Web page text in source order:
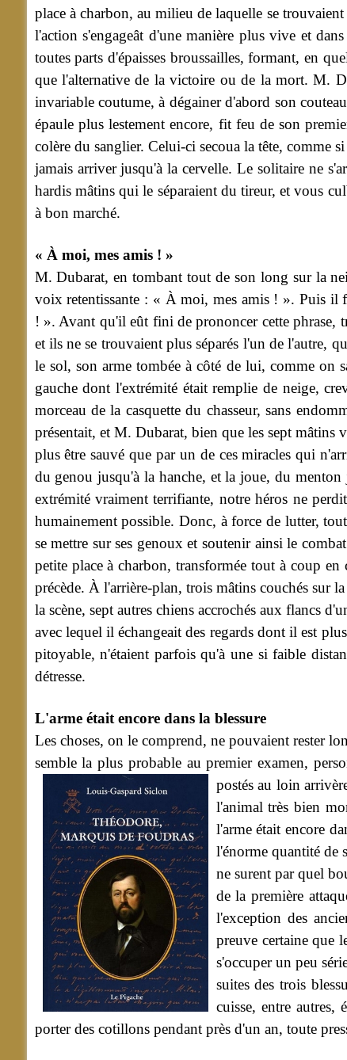
place à charbon, au milieu de laquelle se
l'action s'engageât d'une manière plus vive et
toutes parts d'épaisses broussailles, formant, en
que l'alternative de la victoire ou de la mort. M.
invariable coutume, à dégainer d'abord son
épaule plus lestement encore, fit feu de son
colère du sanglier. Celui-ci secoua la tête, comme
jamais arriver jusqu'à la cervelle. Le solitaire ne
hardis mâtins qui le séparaient du tireur, et vous
à bon marché.
« À moi, mes amis ! »
M. Dubarat, en tombant tout de son long sur la
voix retentissante : « À moi, mes amis ! ». Puis il
! ». Avant qu'il eût fini de prononcer cette phrase,
et ils ne se trouvaient plus séparés l'un de l'autre,
le sol, son arme tombée à côté de lui, comme on
gauche dont l'extrémité était remplie de neige,
morceau de la casquette du chasseur, sans
présentait, et M. Dubarat, bien que les sept
plus être sauvé que par un de ces miracles qui
du genou jusqu'à la hanche, et la joue, du
extrémité vraiment terrifiante, notre héros ne
humainement possible. Donc, à force de lutter,
se mettre sur ses genoux et soutenir ainsi le
petite place à charbon, transformée tout à coup
précède. À l'arrière-plan, trois mâtins couchés sur
la scène, sept autres chiens accrochés aux flancs
avec lequel il échangeait des regards dont il est
pitoyable, n'étaient parfois qu'à une si faible
détresse.
L'arme était encore dans la blessure
Les choses, on le comprend, ne pouvaient rester
semble la plus probable au premier examen,
postés au loin
l'animal très bien
l'arme était encore
l'énorme quantité de
ne surent par quel
de la première
l'exception des
preuve certaine que
s'occuper un peu
suites des trois
cuisse, entre autres,
porter des cotillons pendant près d'un an, toute